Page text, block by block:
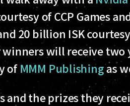
of CCP Games
20 billion ISK
winners will receive
of MMM Publishingas
and the prizes they